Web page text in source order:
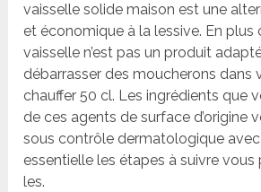
vaisselle solide maison est une
et économique à la lessive. En plus
vaisselle n’est pas un produit
débarrasser des moucherons dans
chauffer 50 cl. Les ingrédients que
de ces agents de surface d’origine
sous contrôle dermatologique avec
essentielle les étapes à suivre vous
les.